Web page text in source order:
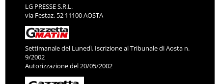
LG PRESSE S.R.L.
via Festaz, 52 11100 AOSTA
Settimanale del Lunedì. Iscrizione al Tribunale di Aosta n.
9/2002
Autorizzazione del 20/05/2002